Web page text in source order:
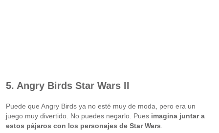
5. Angry Birds Star Wars II
Puede que Angry Birds ya no esté muy de moda, pero era un
juego muy divertido. No puedes negarlo. Puesimagina juntar a
estos pájaros con los personajes de Star Wars.